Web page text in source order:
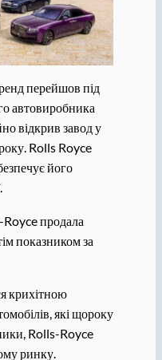
перейшов під
автовиробника
відкрив завод у
Rolls Royce
його
продала
показником за
крихітною
які щороку
Rolls-Royce
ринку.